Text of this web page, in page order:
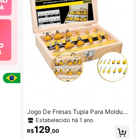
Jogo De Fresas Tupia Para Moldura
Chanfro 12 Peças Eda 9zp
Estabelecido há 1 ano
R$129 ,00